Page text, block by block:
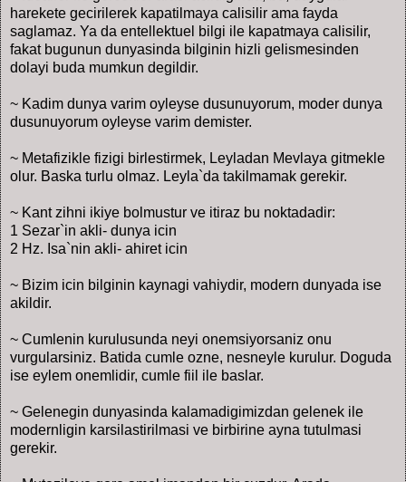
harekete gecirilerek kapatilmaya calisilir ama fayda
saglamaz. Ya da entellektuel bilgi ile kapatmaya calisilir,
fakat bugunun dunyasinda bilginin hizli gelismesinden
dolayi buda mumkun degildir.
~ Kadim dunya varim oyleyse dusunuyorum, moder dunya
dusunuyorum oyleyse varim demister.
~ Metafizikle fizigi birlestirmek, Leyladan Mevlaya gitmekle
olur. Baska turlu olmaz. Leyla`da takilmamak gerekir.
~ Kant zihni ikiye bolmustur ve itiraz bu noktadadir:
1 Sezar`in akli- dunya icin
2 Hz. Isa`nin akli- ahiret icin
~ Bizim icin bilginin kaynagi vahiydir, modern dunyada ise
akildir.
~ Cumlenin kurulusunda neyi onemsiyorsaniz onu
vurgularsiniz. Batida cumle ozne, nesneyle kurulur. Doguda
ise eylem onemlidir, cumle fiil ile baslar.
~ Gelenegin dunyasinda kalamadigimizdan gelenek ile
modernligin karsilastirilmasi ve birbirine ayna tutulmasi
gerekir.